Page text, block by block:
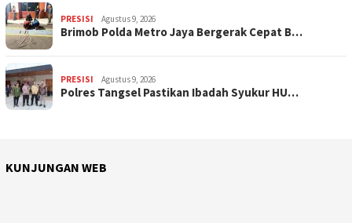
PRESISI Agustus 9, 2026
Brimob Polda Metro Jaya Bergerak Cepat B…
PRESISI Agustus 9, 2026
Polres Tangsel Pastikan Ibadah Syukur HU…
KUNJUNGAN WEB